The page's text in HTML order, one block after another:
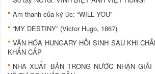
Âm thanh của ký ức: “WILL YOU”
“MY DESTINY” (Victor Hugo, 1867)
VĂN HÓA HUNGARY HỒI SINH SAU KHI
KHẨN CẤP
NHÀ XUẤT BẢN TRONG NƯỚC NHẬN GIẢI